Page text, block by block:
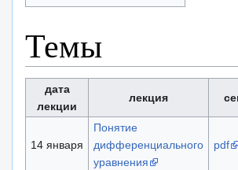
Темы
дата
лекции
лекция
14 января
Понятие
дифференциального
уравнения
pdf